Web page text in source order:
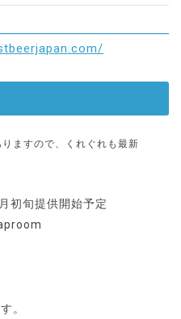
ますので、くれぐれも最新
初旬提供開始予定
。